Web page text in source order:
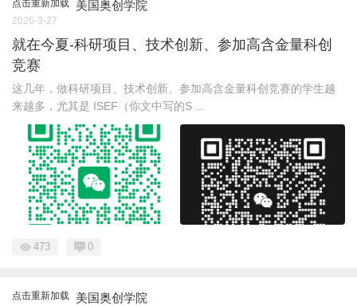
点击重新加载 美国奥创学院
2026-3-27
就在今夏-科研项目、技术创新、参加高含金量科创
竞赛
这几年，做科研项目、技术创新、参加高含金量科创竞赛的学生越
来越多，尤其是 ISEF（你文中写的S ...
473 0
点击重新加载 美国奥创学院